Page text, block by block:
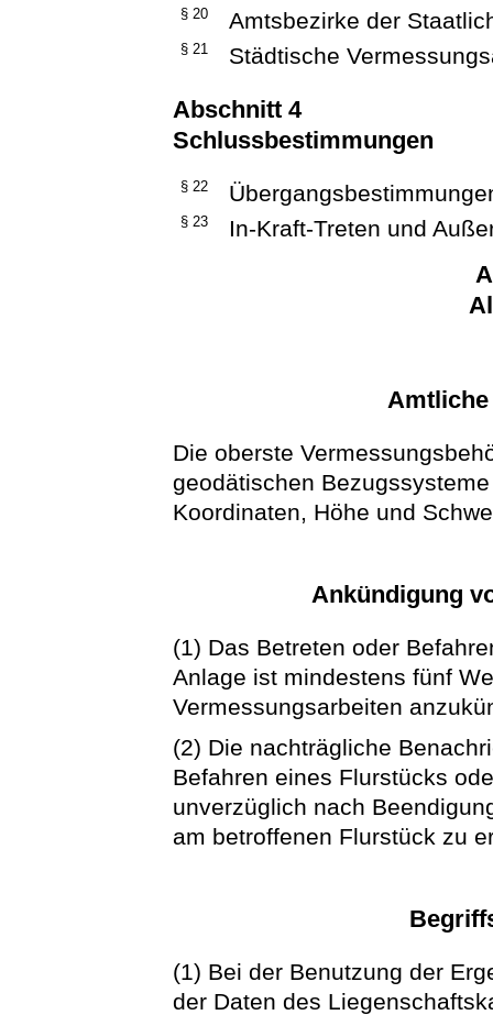
§ 20 Amtsbezirke der
§ 21 Städtische
Abschnitt 4
Schlussbestimmungen
§ 22
§ 23 In-Kraft-Treten und
Die oberste
geodätischen
Koordinaten, Höhe und
Ankündigung
(1) Das Betreten oder
Anlage ist mindestens fünf
Vermessungsarbeiten
(2) Die nachträgliche
Befahren eines Flurstücks
unverzüglich nach
am betroffenen Flurstück zu
(1) Bei der Benutzung der
der Daten des